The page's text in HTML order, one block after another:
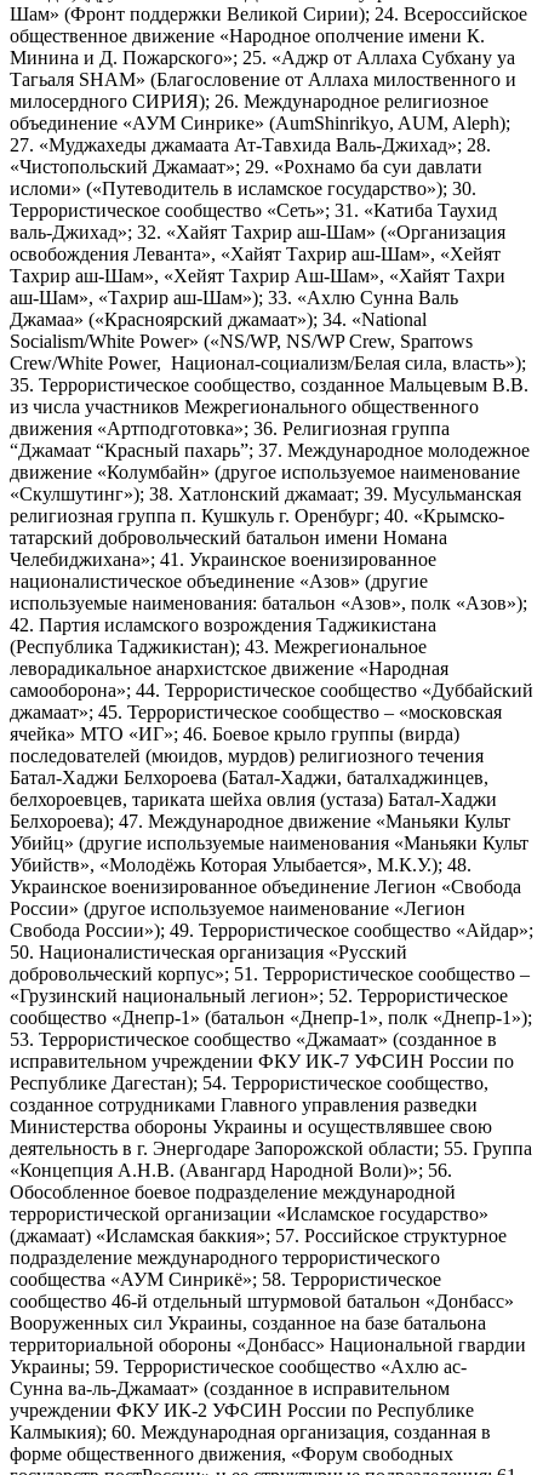
Шам» (Фронт поддержки Великой Сирии); 24. Всероссийское
общественное движение «Народное ополчение имени К.
Минина и Д. Пожарского»; 25. «Аджр от Аллаха Субхану уа
Тагьаля SHAM» (Благословение от Аллаха милоственного и
милосердного СИРИЯ); 26. Международное религиозное
объединение «АУМ Синрике» (AumShinrikyo, AUM, Aleph);
27. «Муджахеды джамаата Ат-Тавхида Валь-Джихад»; 28.
«Чистопольский Джамаат»; 29. «Рохнамо ба суи давлати
исломи» («Путеводитель в исламское государство»); 30.
Террористическое сообщество «Сеть»; 31. «Катиба Таухид
валь-Джихад»; 32. «Хайят Тахрир аш-Шам» («Организация
освобождения Леванта», «Хайят Тахрир аш-Шам», «Хейят
Тахрир аш-Шам», «Хейят Тахрир Аш-Шам», «Хайят Тахри
аш-Шам», «Тахрир аш-Шам»); 33. «Ахлю Сунна Валь
Джамаа» («Красноярский джамаат»); 34. «National
Socialism/White Power» («NS/WP, NS/WP Crew, Sparrows
Crew/White Power, Национал-социализм/Белая сила, власть»);
35. Террористическое сообщество, созданное Мальцевым В.В.
из числа участников Межрегионального общественного
движения «Артподготовка»; 36. Религиозная группа
“Джамаат “Красный пахарь”; 37. Международное молодежное
движение «Колумбайн» (другое используемое наименование
«Скулшутинг»); 38. Хатлонский джамаат; 39. Мусульманская
религиозная группа п. Кушкуль г. Оренбург; 40. «Крымско-
татарский добровольческий батальон имени Номана
Челебиджихана»; 41. Украинское военизированное
националистическое объединение «Азов» (другие
используемые наименования: батальон «Азов», полк «Азов»);
42. Партия исламского возрождения Таджикистана
(Республика Таджикистан); 43. Межрегиональное
леворадикальное анархистское движение «Народная
самооборона»; 44. Террористическое сообщество «Дуббайский
джамаат»; 45. Террористическое сообщество – «московская
ячейка» МТО «ИГ»; 46. Боевое крыло группы (вирда)
последователей (мюидов, мурдов) религиозного течения
Батал-Хаджи Белхороева (Батал-Хаджи, баталхаджинцев,
белхороевцев, тариката шейха овлия (устаза) Батал-Хаджи
Белхороева); 47. Международное движение «Маньяки Культ
Убийц» (другие используемые наименования «Маньяки Культ
Убийств», «Молодёжь Которая Улыбается», М.К.У.); 48.
Украинское военизированное объединение Легион «Свобода
России» (другое используемое наименование «Легион
Свобода России»); 49. Террористическое сообщество «Айдар»;
50. Националистическая организация «Русский
добровольческий корпус»; 51. Террористическое сообщество –
«Грузинский национальный легион»; 52. Террористическое
сообщество «Днепр-1» (батальон «Днепр-1», полк «Днепр-1»);
53. Террористическое сообщество «Джамаат» (созданное в
исправительном учреждении ФКУ ИК-7 УФСИН России по
Республике Дагестан); 54. Террористическое сообщество,
созданное сотрудниками Главного управления разведки
Министерства обороны Украины и осуществлявшее свою
деятельность в г. Энергодаре Запорожской области; 55. Группа
«Концепция А.Н.В. (Авангард Народной Воли)»; 56.
Обособленное боевое подразделение международной
террористической организации «Исламское государство»
(джамаат) «Исламская баккия»; 57. Российское структурное
подразделение международного террористического
сообщества «АУМ Синрикё»; 58. Террористическое
сообщество 46-й отдельный штурмовой батальон «Донбасс»
Вооруженных сил Украины, созданное на базе батальона
территориальной обороны «Донбасс» Национальной гвардии
Украины; 59. Террористическое сообщество «Ахлю ас-
Сунна ва-ль-Джамаат» (созданное в исправительном
учреждении ФКУ ИК-2 УФСИН России по Республике
Калмыкия); 60. Международная организация, созданная в
форме общественного движения, «Форум свободных